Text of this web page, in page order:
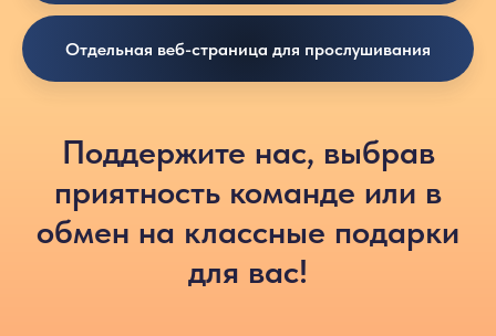
Отдельная веб-страница для прослушивания
Поддержите нас, выбрав
приятность команде или в
обмен на классные подарки
для вас!